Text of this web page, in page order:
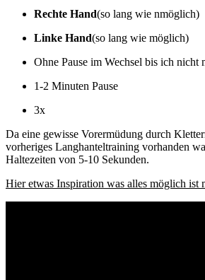
Rechte Hand(so lang wie nmöglich)
Linke Hand(so lang wie möglich)
Ohne Pause im Wechsel bis ich nicht
1-2 Minuten Pause
3x
Da eine gewisse Vorermüdung durch
vorheriges Langhanteltraining vorhanden
Haltezeiten von 5-10 Sekunden.
Hier etwas Inspiration was alles möglich ist